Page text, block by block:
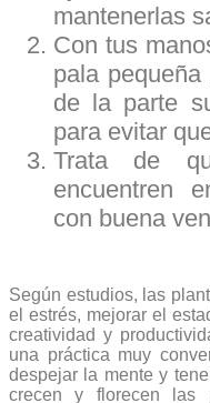
mantenerlas
Con tus
pala
de la parte
para evitar
Trata de
encuentren
con buena
Según estudios, las
el estrés, mejorar el
creatividad y
una práctica muy
despejar la mente y
crecen y florecen las